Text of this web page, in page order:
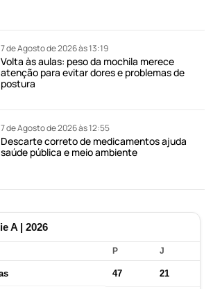
7 de Agosto de 2026 às 13:19
Volta às aulas: peso da mochila merece
atenção para evitar dores e problemas de
postura
7 de Agosto de 2026 às 12:55
Descarte correto de medicamentos ajuda
saúde pública e meio ambiente